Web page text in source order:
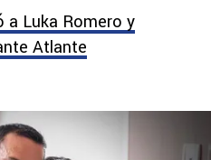
a Luka Romero y
Atlante